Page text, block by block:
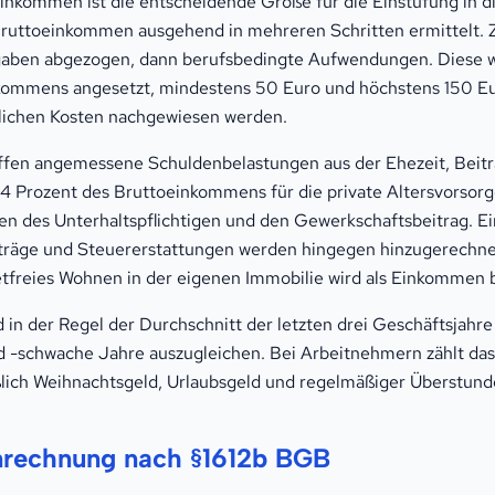
ausgehend in mehreren Schritten ermittelt.
abgezogen, dann berufsbedingte Aufwendungen. Diese
angesetzt, mindestens 50 Euro und höchstens 150
Kosten nachgewiesen werden.
angemessene Schuldenbelastungen aus der Ehezeit,
Prozent des Bruttoeinkommens für die private
des Unterhaltspflichtigen und den Gewerkschaftsbeitrag.
und Steuererstattungen werden hingegen
Wohnen in der eigenen Immobilie wird als Einkommen
in der Regel der Durchschnitt der letzten drei
-schwache Jahre auszugleichen. Bei Arbeitnehmern zählt
Weihnachtsgeld, Urlaubsgeld und regelmäßiger
nach §1612b BGB